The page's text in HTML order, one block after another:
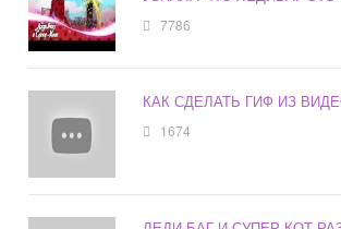
7786
КАК СДЕЛАТЬ ГИФ ИЗ
1674